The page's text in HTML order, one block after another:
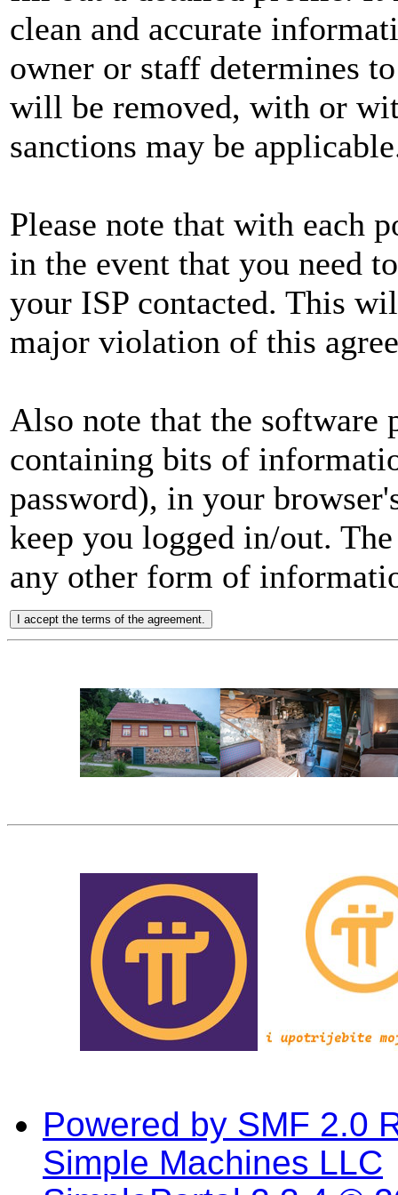
clean and accurate
owner or staff determines
will be removed, with or
sanctions may be
Please note that with each
in the event that you need
your ISP contacted. This
major violation of this
Also note that the software
containing bits of
password), in your
keep you logged in/out.
any other form of
Powered by SMF 2.0
Simple Machines LLC